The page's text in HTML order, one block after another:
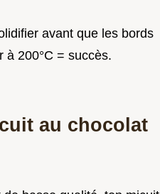
avant que les bords
à 200°C = succès.
au chocolat